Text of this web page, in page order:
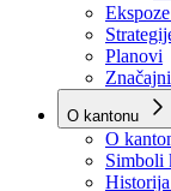
Vlada
Strategije
Planovi
Značajni
O kantonu